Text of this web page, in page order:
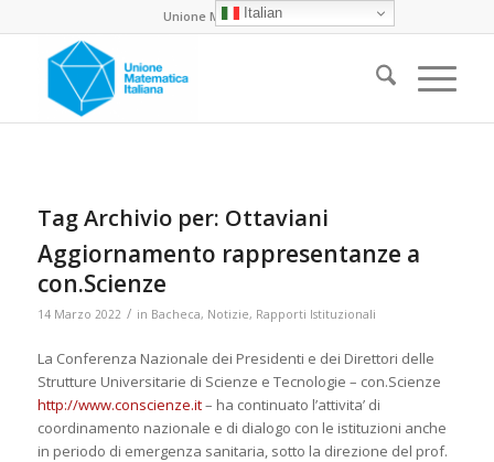
Unione Matematica Italiana
Tag Archivio per: Ottaviani
Aggiornamento rappresentanze a
con.Scienze
14 Marzo 2022 / in Bacheca, Notizie, Rapporti Istituzionali
La Conferenza Nazionale dei Presidenti e dei Direttori delle
Strutture Universitarie di Scienze e Tecnologie – con.Scienze
http://www.conscienze.it– ha continuato l’attivita’ di
coordinamento nazionale e di dialogo con le istituzioni anche
in periodo di emergenza sanitaria, sotto la direzione del prof.
Italian